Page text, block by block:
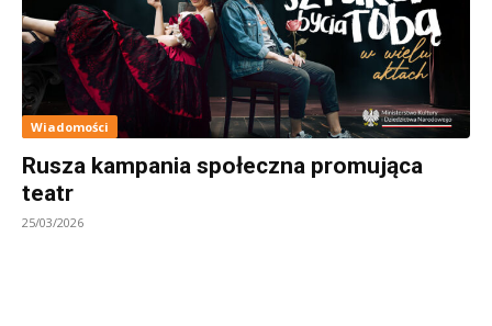
Wiadomości
Rusza kampania społeczna promująca
teatr
25/03/2026